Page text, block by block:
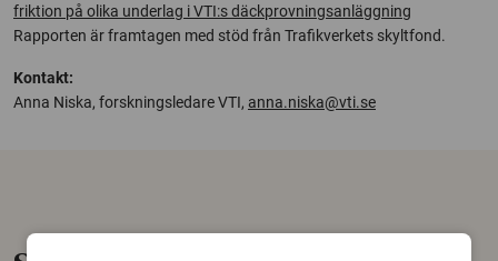
friktion på olika underlag i VTI:s däckprovningsanläggning
Rapporten är framtagen med stöd från Trafikverkets skyltfond.
Kontakt:
Anna Niska, forskningsledare VTI, anna.niska@vti.se